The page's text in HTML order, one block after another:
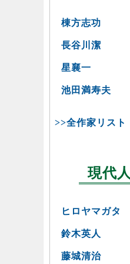
棟方志功
長谷川潔
星襄一
池田満寿夫
>>全作家リスト
現代
ヒロヤマガタ
鈴木英人
藤城清治